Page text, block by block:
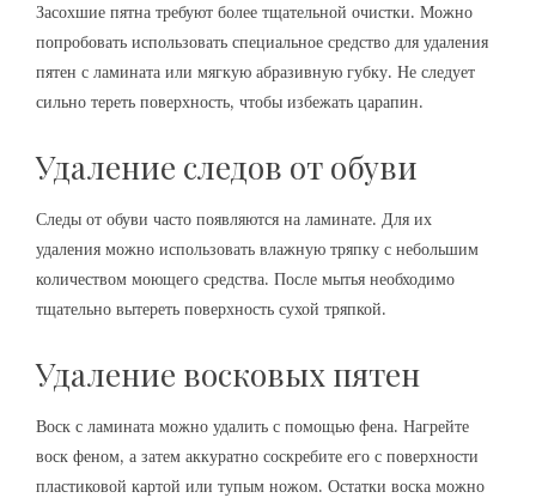
Засохшие пятна требуют более тщательной очистки. Можно
попробовать использовать специальное средство для удаления
пятен с ламината или мягкую абразивную губку. Не следует
сильно тереть поверхность, чтобы избежать царапин.
Удаление следов от обуви
Следы от обуви часто появляются на ламинате. Для их
удаления можно использовать влажную тряпку с небольшим
количеством моющего средства. После мытья необходимо
тщательно вытереть поверхность сухой тряпкой.
Удаление восковых пятен
Воск с ламината можно удалить с помощью фена. Нагрейте
воск феном, а затем аккуратно соскребите его с поверхности
пластиковой картой или тупым ножом. Остатки воска можно